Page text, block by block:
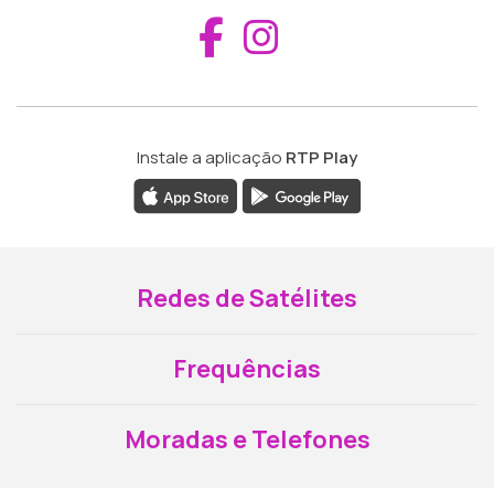
Aceder ao
Instale a aplicação RTP Play
Redes de Satélites
Frequências
Moradas e Telefones